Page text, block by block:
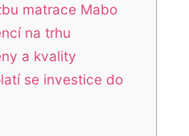
matrace Mabo
na trhu
a kvality
se investice do